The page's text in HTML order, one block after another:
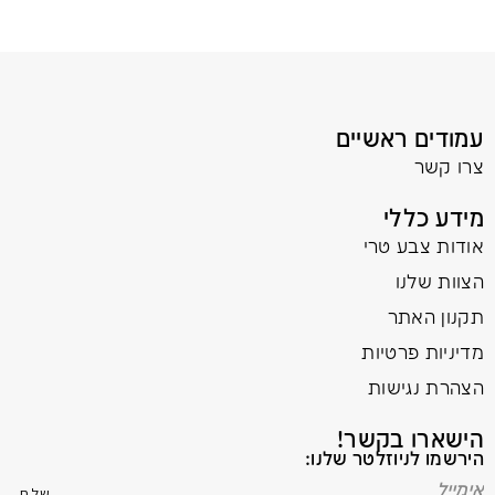
עמודים ראשיים
צרו קשר
מידע כללי
אודות צבע טרי
הצוות שלנו
תקנון האתר
מדיניות פרטיות
הצהרת נגישות
הישארו בקשר!
הירשמו לניוזלטר שלנו: